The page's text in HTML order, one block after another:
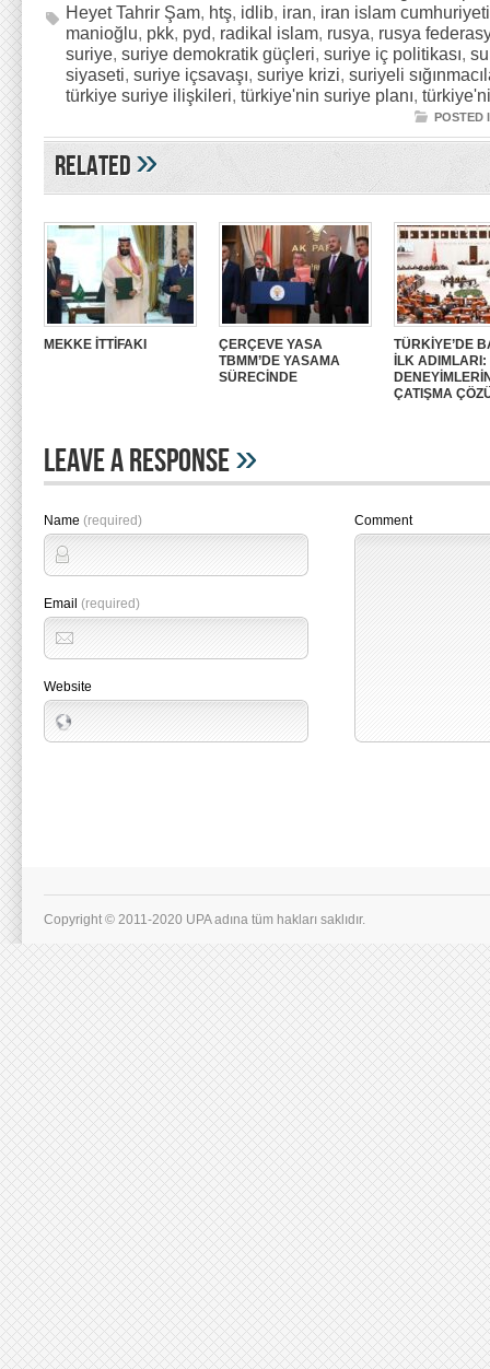
Heyet Tahrir Şam, htş, idlib, iran, iran islam cumhuriyeti
manioğlu, pkk, pyd, radikal islam, rusya, rusya
suriye, suriye demokratik güçleri, suriye iç politikası,
siyaseti, suriye içsavaşı, suriye krizi, suriyeli
türkiye suriye ilişkileri, türkiye'nin suriye planı,
POSTED
Related»
MEKKE İTTİFAKI
ÇERÇEVE YASA
TBMM’DE YASAMA
SÜRECİNDE
TÜRKİYE’DE
İLK
ÇATIŞMA
Leave A Response»
Name (required)
Email (required)
Website
Comment
Copyright © 2011-2020 UPA adına tüm hakları saklıdır.